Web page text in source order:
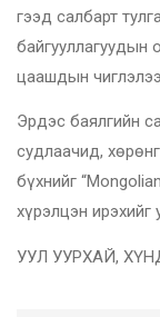
гээд салбарт
байгууллагуудын
цаашдын
Эрдэс баялгийн
судлаачид,
бүхнийг
хүрэлцэн ирэхийг
УУЛ УУРХАЙ,